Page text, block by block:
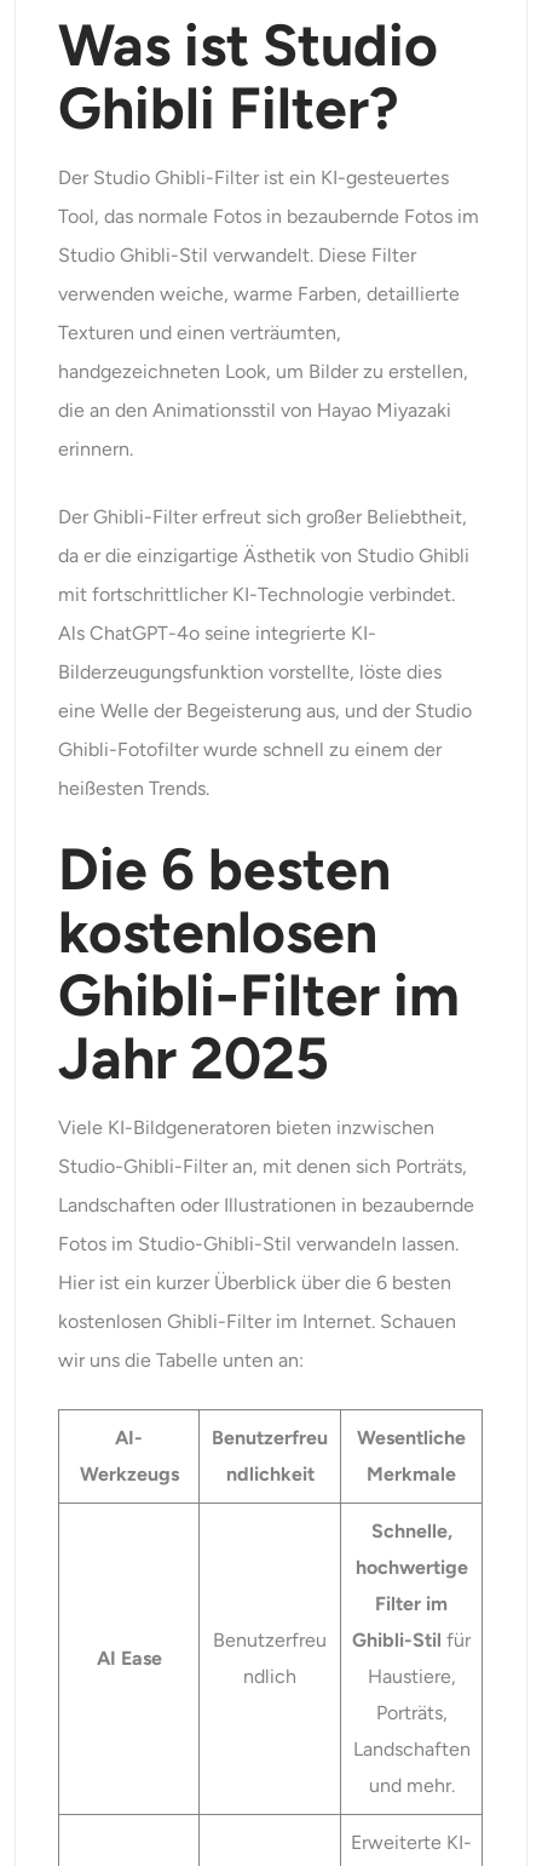
Passfoto-Ersteller
Video-Werkzeuge
Videoeffekte
Video-Verstärker
Video-Wasserzeichen-Entferner
Was ist Studio
Ghibli Filter?
Der Studio Ghibli-Filter ist ein KI-gesteuertes
Tool, das normale Fotos in bezaubernde Fotos im
Studio Ghibli-Stil verwandelt. Diese Filter
verwenden weiche, warme Farben, detaillierte
Texturen und einen verträumten,
handgezeichneten Look, um Bilder zu erstellen,
die an den Animationsstil von Hayao Miyazaki
erinnern.
Der Ghibli-Filter erfreut sich großer Beliebtheit,
da er die einzigartige Ästhetik von Studio Ghibli
mit fortschrittlicher KI-Technologie verbindet.
Als ChatGPT-4o seine integrierte KI-
Bilderzeugungsfunktion vorstellte, löste dies
eine Welle der Begeisterung aus, und der Studio
Ghibli-Fotofilter wurde schnell zu einem der
heißesten Trends.
Die 6 besten
kostenlosen
Ghibli-Filter im
Jahr 2025
Viele KI-Bildgeneratoren bieten inzwischen
Studio-Ghibli-Filter an, mit denen sich Porträts,
Landschaften oder Illustrationen in bezaubernde
Fotos im Studio-Ghibli-Stil verwandeln lassen.
Hier ist ein kurzer Überblick über die 6 besten
kostenlosen Ghibli-Filter im Internet. Schauen
wir uns die Tabelle unten an:
AI-
Werkzeugs
Benutzerfreu
ndlichkeit
Wesentliche
Merkmale
AI Ease
Benutzerfreu
ndlich
Schnelle,
hochwertige
Filter im
Ghibli-Stil für
Haustiere,
Porträts,
Landschaften
und mehr.
Erweiterte KI-